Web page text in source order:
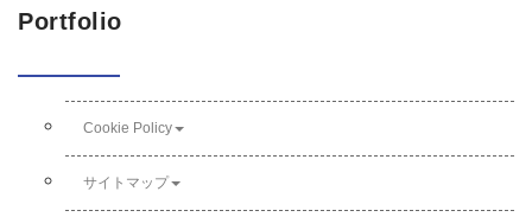
Portfolio
Cookie Policy
サイトマップ